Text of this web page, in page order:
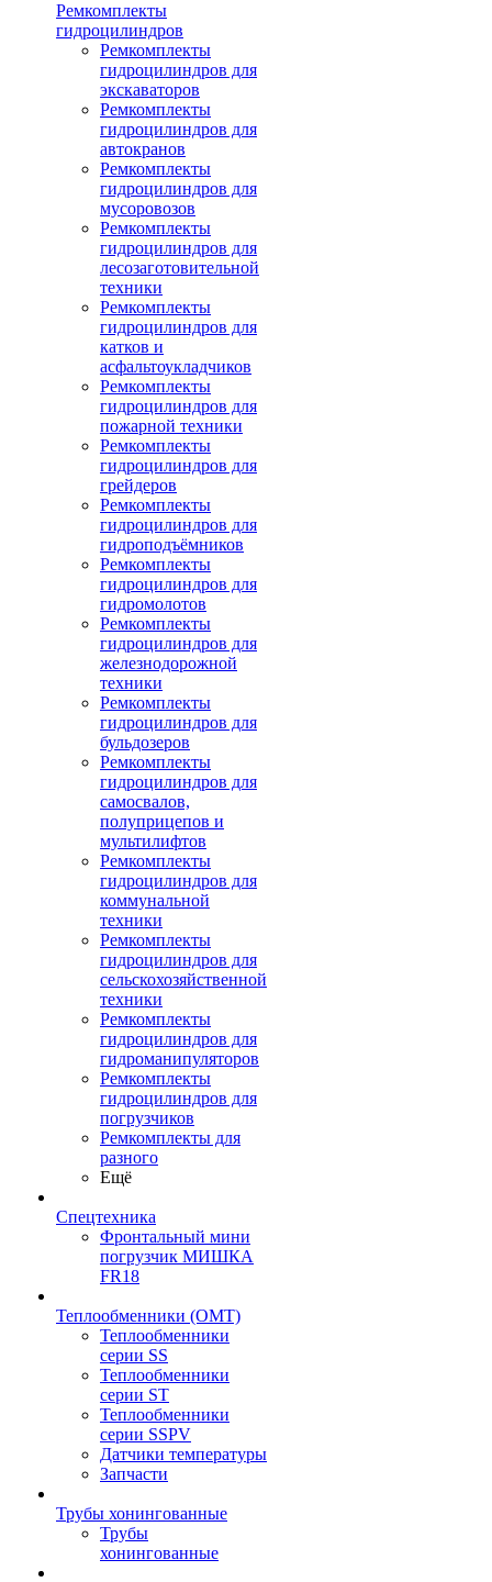
Ремкомплекты
гидроцилиндров
Ремкомплекты
гидроцилиндров для
экскаваторов
Ремкомплекты
гидроцилиндров для
автокранов
Ремкомплекты
гидроцилиндров для
мусоровозов
Ремкомплекты
гидроцилиндров для
лесозаготовительной
техники
Ремкомплекты
гидроцилиндров для
катков и
асфальтоукладчиков
Ремкомплекты
гидроцилиндров для
пожарной техники
Ремкомплекты
гидроцилиндров для
грейдеров
Ремкомплекты
гидроцилиндров для
гидроподъёмников
Ремкомплекты
гидроцилиндров для
гидромолотов
Ремкомплекты
гидроцилиндров для
железнодорожной
техники
Ремкомплекты
гидроцилиндров для
бульдозеров
Ремкомплекты
гидроцилиндров для
самосвалов,
полуприцепов и
мультилифтов
Ремкомплекты
гидроцилиндров для
коммунальной
техники
Ремкомплекты
гидроцилиндров для
сельскохозяйственной
техники
Ремкомплекты
гидроцилиндров для
гидроманипуляторов
Ремкомплекты
гидроцилиндров для
погрузчиков
Ремкомплекты для
разного
Ещё
Спецтехника
Фронтальный мини
погрузчик МИШКА
FR18
Теплообменники (OMT)
Теплообменники
серии SS
Теплообменники
серии ST
Теплообменники
серии SSPV
Датчики температуры
Запчасти
Трубы хонингованные
Трубы
хонингованные